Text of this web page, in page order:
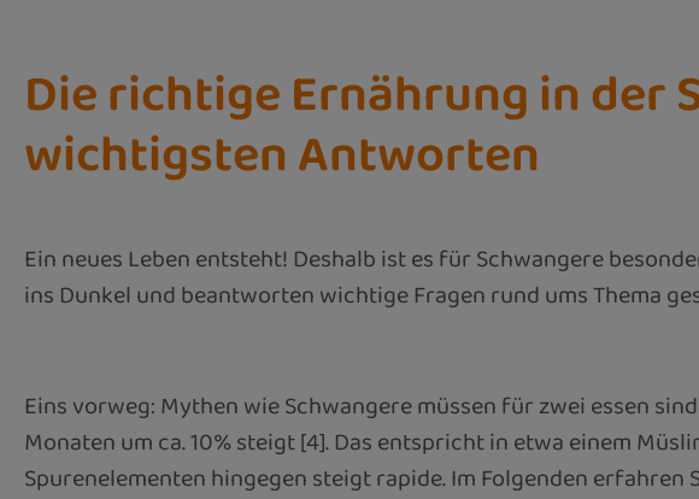
Die richtige Ernährung in der
wichtigsten Antworten
Ein neues Leben entsteht! Deshalb ist es für Schwangere
ins Dunkel und beantworten wichtige Fragen rund ums Thema
Eins vorweg: Mythen wie Schwangere müssen für zwei essen
Monaten um ca. 10% steigt [4]. Das entspricht in etwa einem
Spurenelementen hingegen steigt rapide. Im Folgenden erfahren